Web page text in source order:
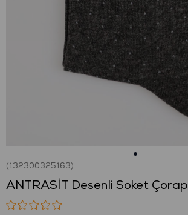
(132300325163)
ANTRASİT Desenli Soket Çorap